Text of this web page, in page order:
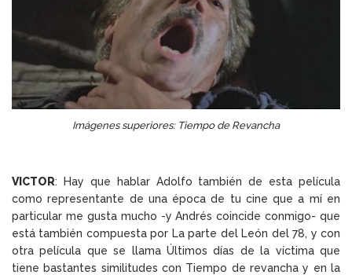
Imágenes superiores: Tiempo de Revancha
VICTOR: Hay que hablar Adolfo también de esta película
como representante de una época de tu cine que a mí en
particular me gusta mucho -y Andrés coincide conmigo- que
está también compuesta por La parte del León del 78, y con
otra película que se llama Últimos días de la víctima que
tiene bastantes similitudes con Tiempo de revancha y en la